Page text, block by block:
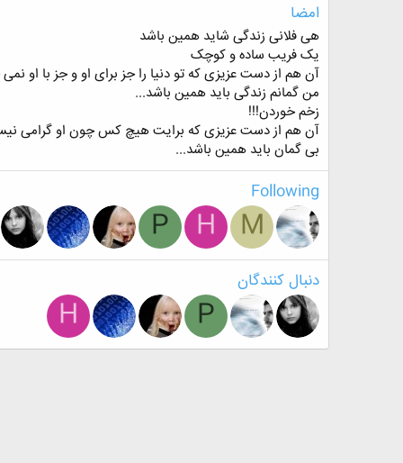
امضا
هی فلانی زندگی شاید همین باشد
یک فریب ساده و کوچک
آن هم از دست عزیزی که تو دنیا را جز برای او و جز با او
من گمانم زندگی باید همین باشد...
زخم خوردن!!!
آن هم از دست عزیزی که برایت هیچ کس چون او گرامی
بی گمان باید همین باشد...
Following
M
H
P
دنبال کنندگان
P
H